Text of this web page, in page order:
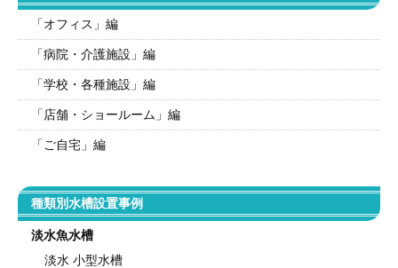
「オフィス」編
「病院・介護施設」編
「学校・各種施設」編
「店舗・ショールーム」編
「ご自宅」編
種類別水槽設置事例
淡水魚水槽
淡水 小型水槽